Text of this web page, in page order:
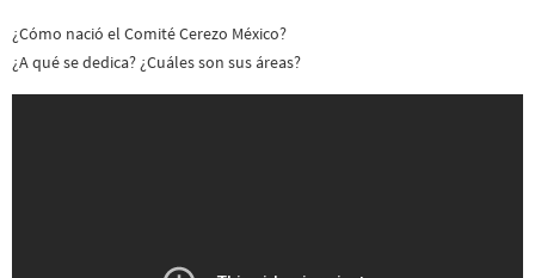
¿Cómo nació el Comité Cerezo México?
¿A qué se dedica? ¿Cuáles son sus áreas?